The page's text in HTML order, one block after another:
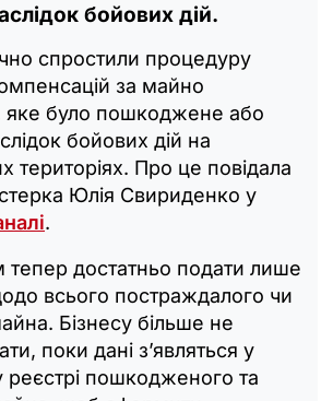
бойових дій.
спростили процедуру
за майно
яке було пошкоджене або
бойових дій на
територіях. Про це повідала
Юлія Свириденко у
.
тепер достатньо подати лише
всього постраждалого чи
Бізнесу більше не
поки дані з’являться у
пошкодженого та